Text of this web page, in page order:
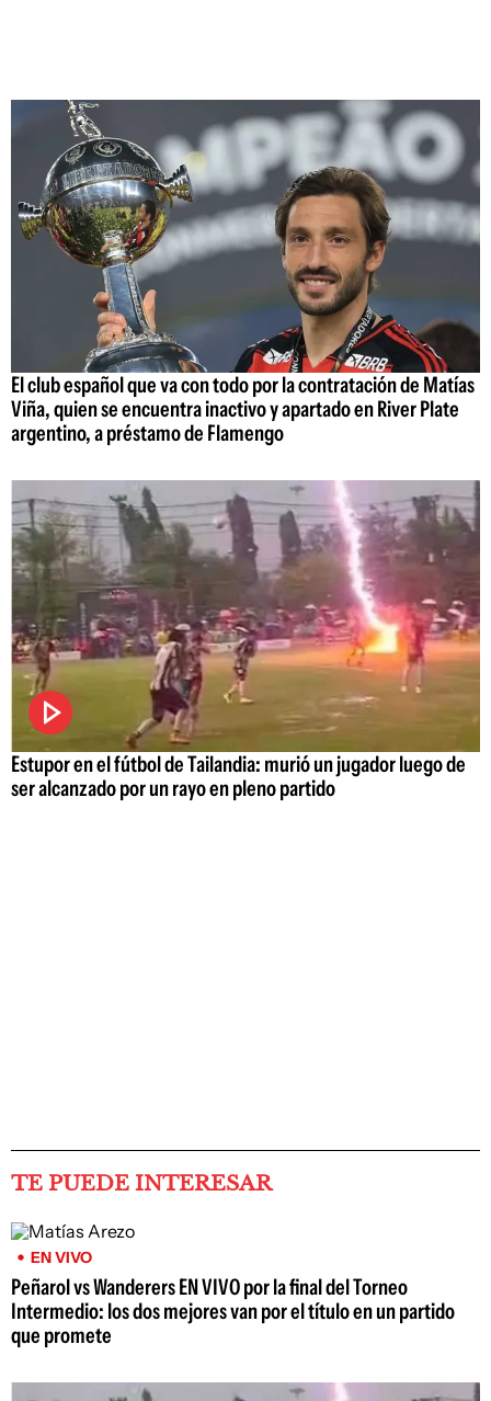
El club español que va con todo por la contratación de Matías
Viña, quien se encuentra inactivo y apartado en River Plate
argentino, a préstamo de Flamengo
Estupor en el fútbol de Tailandia: murió un jugador luego de
ser alcanzado por un rayo en pleno partido
TE PUEDE INTERESAR
EN VIVO
Peñarol vs Wanderers EN VIVO por la final del Torneo
Intermedio: los dos mejores van por el título en un partido
que promete